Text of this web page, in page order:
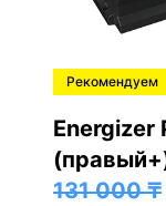
Рекомендуем
Energizer
131 000₸